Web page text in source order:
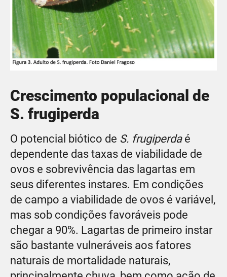
Crescimento populacional de
S. frugiperda
O potencial biótico de S. frugiperdaé
dependente das taxas de viabilidade de
ovos e sobrevivência das lagartas em
seus diferentes instares. Em condições
de campo a viabilidade de ovos é variável,
mas sob condições favoráveis pode
chegar a 90%. Lagartas de primeiro instar
são bastante vulneráveis aos fatores
naturais de mortalidade naturais,